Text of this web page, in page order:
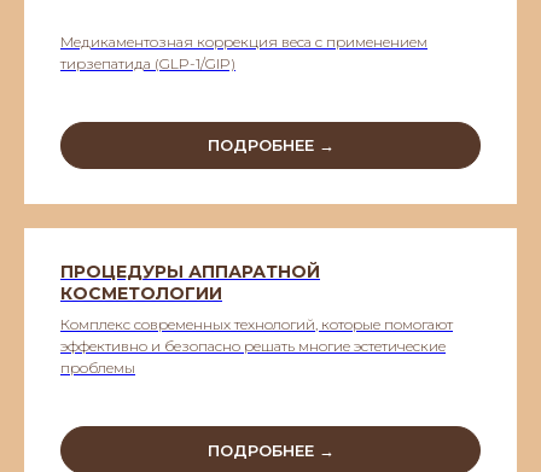
Медикаментозная коррекция веса с применением
тирзепатида (GLP-1/GIP)
ПОДРОБНЕЕ →
ПРОЦЕДУРЫ АППАРАТНОЙ
КОСМЕТОЛОГИИ
Комплекс современных технологий, которые помогают
эффективно и безопасно решать многие эстетические
проблемы
ПОДРОБНЕЕ →